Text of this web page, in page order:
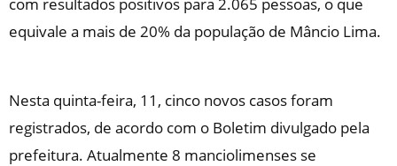
equivale a mais de 20% da população de Mâncio Lima.
Nesta quinta-feira, 11, cinco novos casos foram
registrados, de acordo com o Boletim divulgado pela
prefeitura. Atualmente 8 manciolimenses se